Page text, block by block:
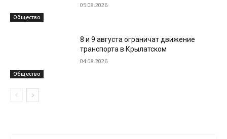
Общество
05.08.2026
Общество
8 и 9 августа ограничат движение
транспорта в Крылатском
04.08.2026